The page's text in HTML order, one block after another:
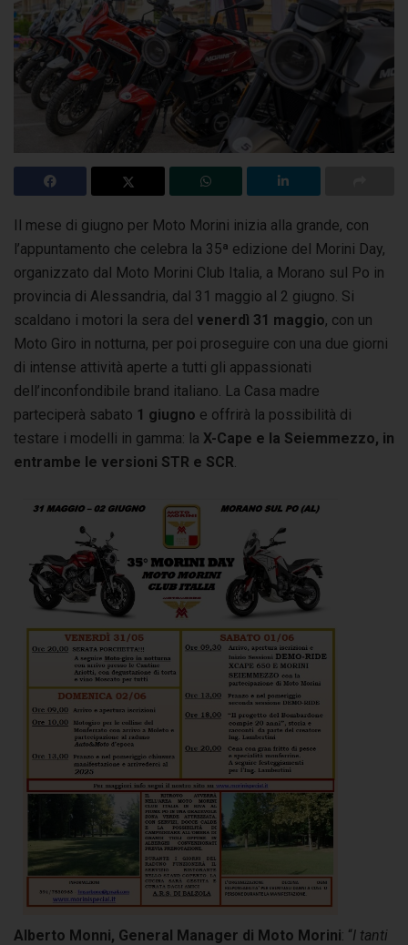
Il mese di giugno per Moto Morini inizia alla grande, con
l’appuntamento che celebra la 35ª edizione del Morini Day,
organizzato dal Moto Morini Club Italia, a Morano sul Po in
provincia di Alessandria, dal 31 maggio al 2 giugno. Si
scaldano i motori la sera del venerdì 31 maggio, con un
Moto Giro in notturna, per poi proseguire con una due giorni
di intense attività aperte a tutti gli appassionati
dell’inconfondibile brand italiano. La Casa madre
parteciperà sabato 1 giugno e offrirà la possibilità di
testare i modelli in gamma: la X-Cape e la Seiemmezzo, in
entrambe le versioni STR e SCR
Alberto Monni, General Manager di Moto Morini: “I tanti